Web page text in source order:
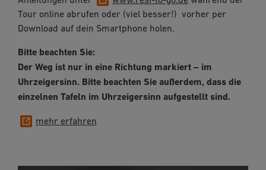
Tour online abrufen oder (viel besser!) vorher per
Download auf dein Smartphone holen.
Bitte beachten Sie:
Der Weg ist nur in eine Richtung markiert – im
Uhrzeigersinn. Bitte beachten Sie außerdem, dass die
einzelnen Tafeln im Uhrzeigersinn aufgestellt sind.
mehr erfahren